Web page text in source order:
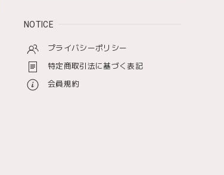
NOTICE
プライバシーポリシー
特定商取引法に基づく表記
会員規約